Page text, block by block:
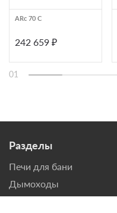
ARc 70 C
242 659 ₽
01
Разделы
Печи для бани
Дымоходы